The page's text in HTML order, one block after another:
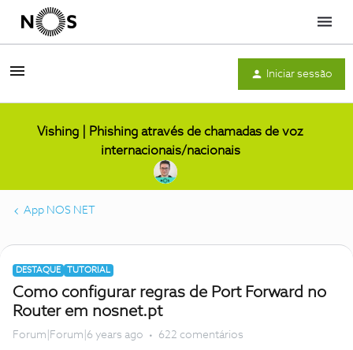
Menu
Iniciar sessão
Vishing | Phishing através de chamadas de voz
internacionais/nacionais
App NOS NET
DESTAQUE TUTORIAL
Como configurar regras de Port Forward no
Router em nosnet.pt
Forum|Forum|6 years ago 622 comentários